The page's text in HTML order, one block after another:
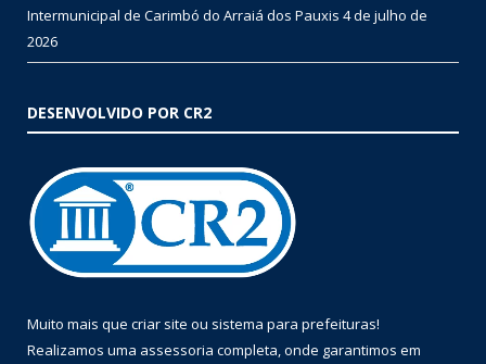
Intermunicipal de Carimbó do Arraiá dos Pauxis 4 de julho de
2026
DESENVOLVIDO POR CR2
Muito mais que criar site ou sistema para prefeituras!
Realizamos uma assessoria completa, onde garantimos em